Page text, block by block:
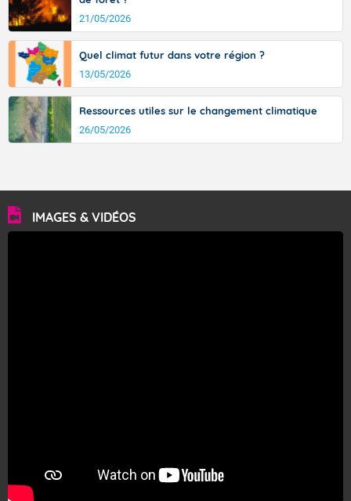
21/05/2026
Quel climat futur dans votre région ?
13/05/2026
Ressources utiles sur le changement climatique
26/05/2026
IMAGES & VIDÉOS